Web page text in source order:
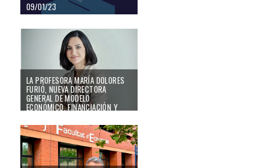
09/01/23
La profesora María Dolores Furió, nueva Directora General de Modelo
LA PROFESORA MARÍA DOLORES
FURIÓ, NUEVA DIRECTORA
GENERAL DE MODELO
ECONÓMICO, FINANCIACIÓN Y
GENERALITAT VALENCIANA
21/05/21
Francesc Muñoz Murgui, nuevo decano de la Facultat d’Economia